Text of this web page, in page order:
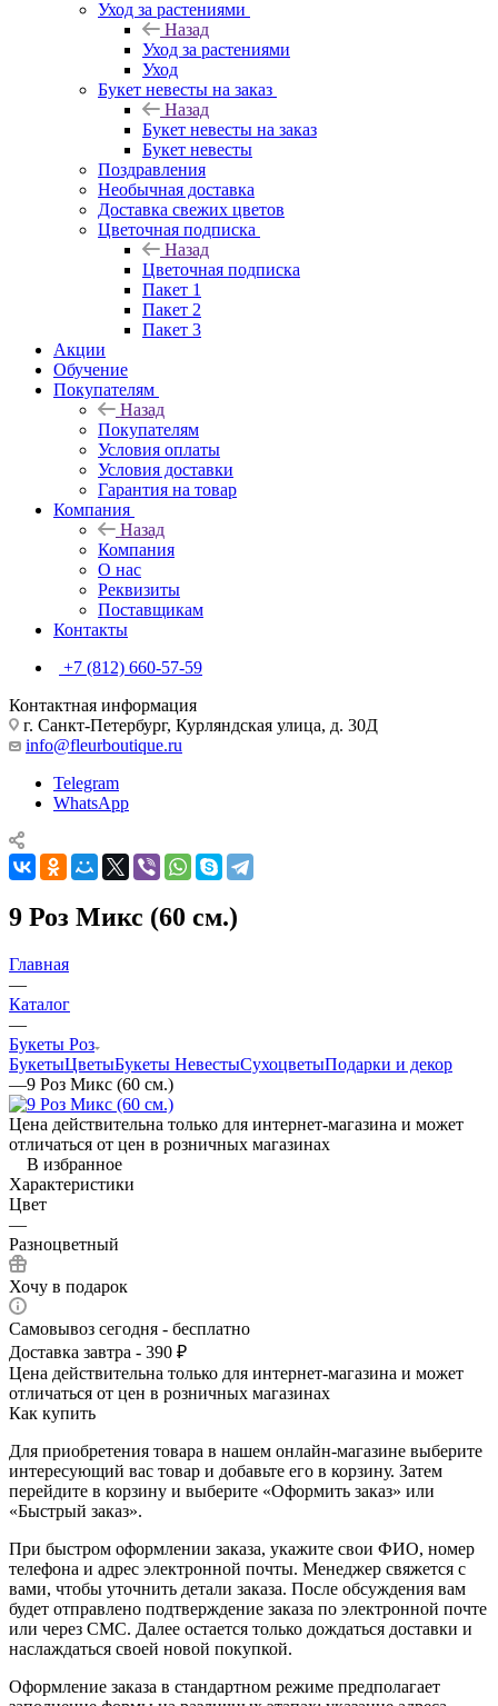
Уход за растениями
Назад
Уход за растениями
Уход
Букет невесты на заказ
Назад
Букет невесты на заказ
Букет невесты
Поздравления
Необычная доставка
Доставка свежих цветов
Цветочная подписка
Назад
Цветочная подписка
Пакет 1
Пакет 2
Пакет 3
Акции
Обучение
Покупателям
Назад
Покупателям
Условия оплаты
Условия доставки
Гарантия на товар
Компания
Назад
Компания
О нас
Реквизиты
Поставщикам
Контакты
+7 (812) 660-57-59
Контактная информация
г. Санкт-Петербург, Курляндская улица, д. 30Д
info@fleurboutique.ru
Telegram
WhatsApp
9 Роз Микс (60 см.)
Главная
—
Каталог
—
Букеты Роз
БукетыЦветыБукеты НевестыСухоцветыПодарки и декор
—9 Роз Микс (60 см.)
Цена действительна только для интернет-магазина и может
отличаться от цен в розничных магазинах
В избранное
Характеристики
Цвет
—
Разноцветный
Хочу в подарок
Самовывоз сегодня - бесплатно
Доставка завтра - 390 ₽
Цена действительна только для интернет-магазина и может
отличаться от цен в розничных магазинах
Как купить
Для приобретения товара в нашем онлайн-магазине выберите
интересующий вас товар и добавьте его в корзину. Затем
перейдите в корзину и выберите «Оформить заказ» или
«Быстрый заказ».
При быстром оформлении заказа, укажите свои ФИО, номер
телефона и адрес электронной почты. Менеджер свяжется с
вами, чтобы уточнить детали заказа. После обсуждения вам
будет отправлено подтверждение заказа по электронной почте
или через СМС. Далее остается только дождаться доставки и
наслаждаться своей новой покупкой.
Оформление заказа в стандартном режиме предполагает